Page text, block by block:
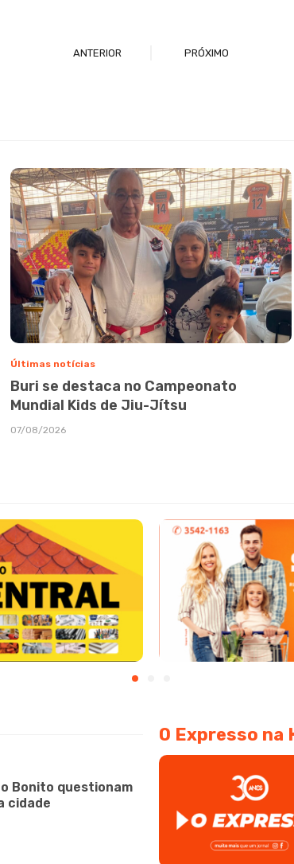
ANTERIOR PRÓXIMO
Últimas notícias
Buri se destaca no Campeonato
Mundial Kids de Jiu-Jítsu
07/08/2026
Bonito questionam
cidade
O Expresso na